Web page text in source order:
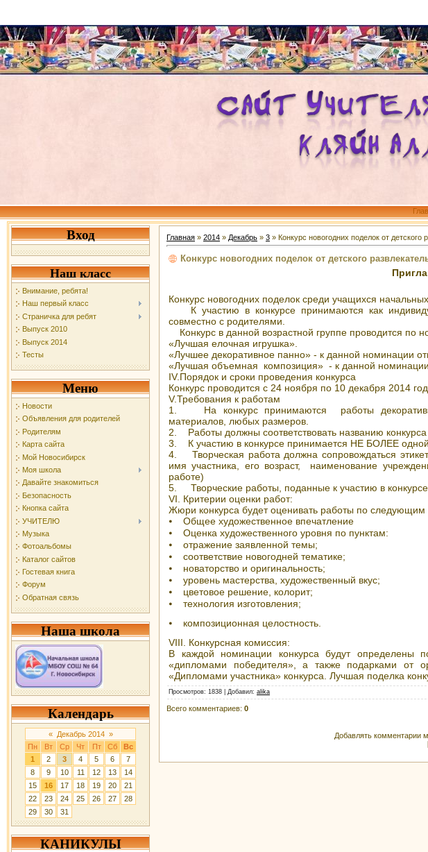
Вход
Наш класс
Внимание, ребята!
Наш первый класс
Страничка для ребят
Выпуск 2010
Выпуск 2014
Тесты
Меню
Новости
Объявления для родителей
Родителям
Карта сайта
Мой Новосибирск
Моя школа
Давайте знакомиться
Безопасность
Кнопка сайта
УЧИТЕЛЮ
Музыка
Фотоальбомы
Каталог сайтов
Гостевая книга
Форум
Обратная связь
Наша школа
Календарь
« Декабрь 2014 »
Пн
Вт Ср Чт Пт Сб
Вс
1
2 3 4 5 6
7
8
9 10 11 12 13
14
15
16 17 18 19 20
21
22
23 24 25 26 27
28
29
30 31
КАНИКУЛЫ
Главная » 2014 » Декабрь » 3 » Конкурс новогодних поделок от детского
Конкурс новогодних поделок от детского
Конкурс новогодних поделок среди учащихся
К участию в конкурсе принимаются как
совместно с родителями.
Конкурс в данной возрастной группе проводится по
«Лучшая елочная игрушка».
«Лучшее декоративное панно» - к данной номинации
«Лучшая объемная композиция» - к данной
IV.Порядок и сроки проведения конкурса
Конкурс проводится с 24 ноября по 10 декабря 2014
V.Требования к работам
1. На конкурс принимаются работы
материалов, любых размеров.
2. Работы должны соответствовать названию
3. К участию в конкурсе принимается НЕ БОЛЕЕ одной
4. Творческая работа должна сопровождаться
имя участника, его возраст, наименование
работе)
5. Творческие работы, поданные к участию в
VI. Критерии оценки работ:
Жюри конкурса будет оценивать работы по следующим
⦁ Общее художественное впечатление
⦁ Оценка художественного уровня по пунктам:
⦁ отражение заявленной темы;
⦁ соответствие новогодней тематике;
⦁ новаторство и оригинальность;
⦁ уровень мастерства, художественный вкус;
⦁ цветовое решение, колорит;
⦁ технология изготовления;
⦁ композиционная целостность.
VIII. Конкурсная комиссия:
В каждой номинации конкурса будут определены
«дипломами победителя», а также подарками от
«Дипломами участника» конкурса. Лучшая поделка
Просмотров: 1838 | Добавил: alika
Всего комментариев: 0
Добавлять комментарии